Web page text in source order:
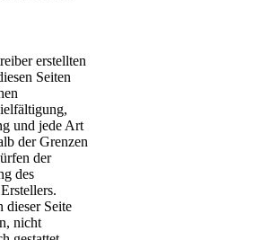
erstellten
Seiten
und jede Art
der Grenzen
der
des
Seite
nicht